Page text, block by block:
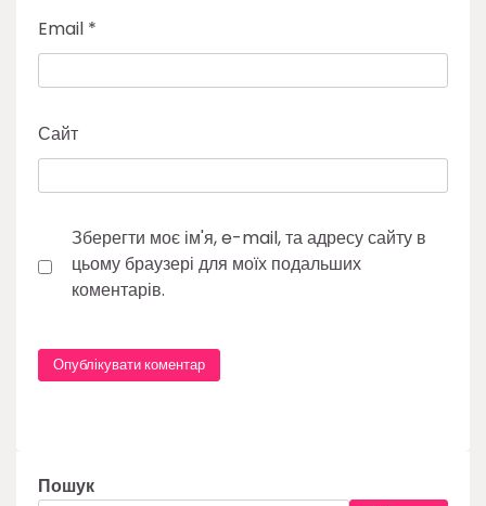
Email *
Сайт
Зберегти моє ім'я, e-mail, та адресу сайту в
цьому браузері для моїх подальших
коментарів.
Пошук